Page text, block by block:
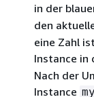
in der
den
eine Zahl
Instance in
Nach der
Instance